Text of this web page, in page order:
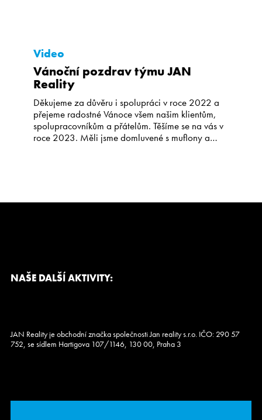
Video
Vánoční pozdrav týmu JAN
Reality
Děkujeme za důvěru i spolupráci v roce 2022 a
přejeme radostné Vánoce všem našim klientům,
spolupracovníkům a přátelům. Těšíme se na vás v
roce 2023. Měli jsme domluvené s muflony a
NAŠE DALŠÍ AKTIVITY:
JAN Reality je obchodní značka společnosti Jan reality s.r.o. IČO: 290 57
752, se sídlem Hartigova 107/1146, 130 00, Praha 3